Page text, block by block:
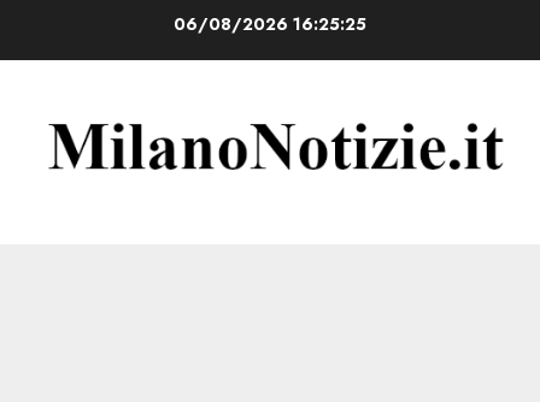
06/08/2026 16:25:25